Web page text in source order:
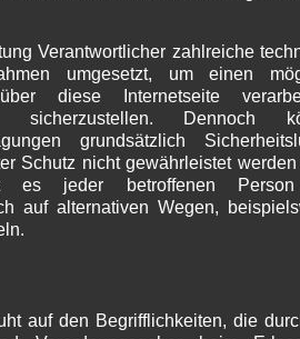
Volkstrauertages.
Verantwortlicher zahlreiche
umgesetzt, um einen
diese Internetseite
sicherzustellen. Dennoch
grundsätzlich
Schutz nicht gewährleistet werden
es jeder betroffenen
auf alternativen Wegen,
auf den Begrifflichkeiten, die